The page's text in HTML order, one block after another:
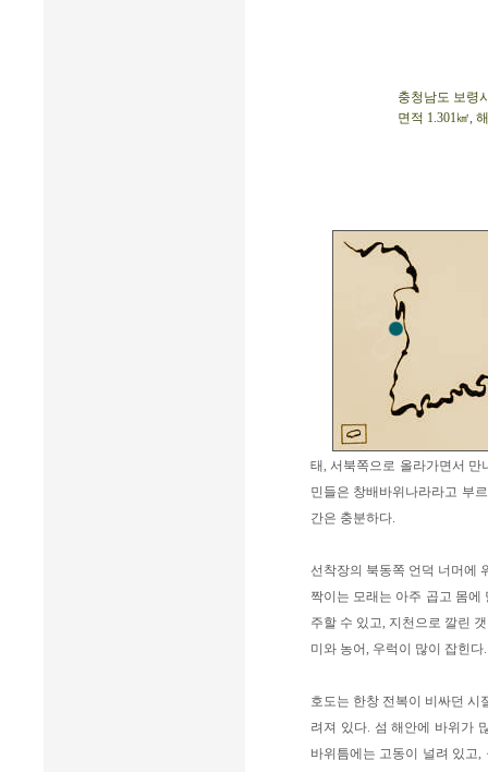
충청남도 보령
면적 1.301㎢,
태, 서북쪽으로 올라가면서
민들은 창배바위나라라고 부
간은 충분하다.
선착장의 북동쪽 언덕 너머에
짝이는 모래는 아주 곱고 몸
주할 수 있고, 지천으로 깔린
미와 농어, 우럭이 많이 잡힌
호도는 한창 전복이 비싸던 시
려져 있다. 섬 해안에 바위가
바위틈에는 고동이 널려 있고